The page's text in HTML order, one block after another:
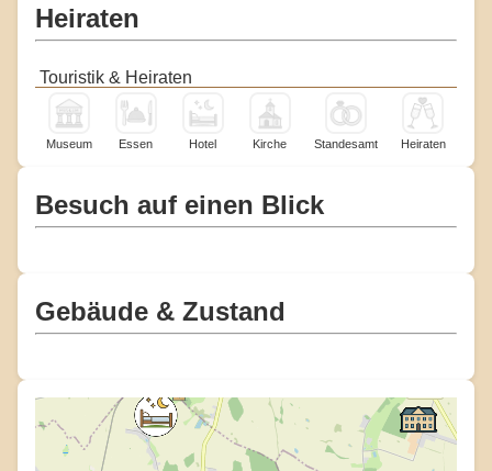
Heiraten
Touristik & Heiraten
Museum Essen Hotel Kirche Standesamt Heiraten
Besuch auf einen Blick
Gebäude & Zustand